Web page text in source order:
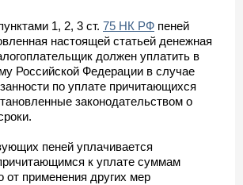
1, 2, 3 ст. 75 НК РФ пеней
настоящей статьей денежная
должен уплатить в
Российской Федерации в случае
по уплате причитающихся
законодательством о
пеней уплачивается
к уплате суммам
от применения других мер